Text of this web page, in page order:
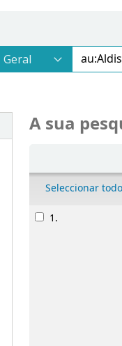
A sua
Seleccionar
Resultados
1.